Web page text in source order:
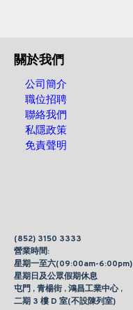
關於我們
公司簡介
職位招聘
聯絡我們
私隱政策
免責聲明
(852) 3150 3333
營業時間:
星期一至六(09:00am-6:00pm)
星期日及公眾假期休息
屯門 , 青楊街 , 鴻昌工業中心 ,
二期 3 樓 D 室(不設陳列室)